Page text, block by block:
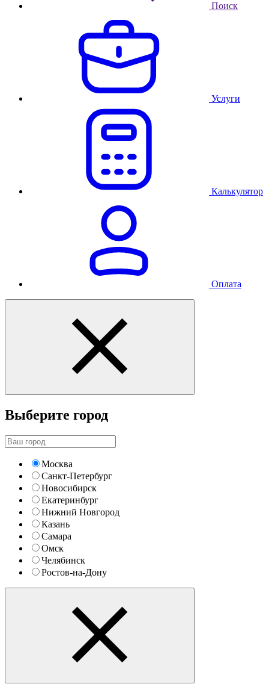
Поиск
Услуги
Калькулятор
Оплата
Выберите город
Москва
Санкт-Петербург
Новосибирск
Екатеринбург
Нижний Новгород
Казань
Самара
Омск
Челябинск
Ростов-на-Дону